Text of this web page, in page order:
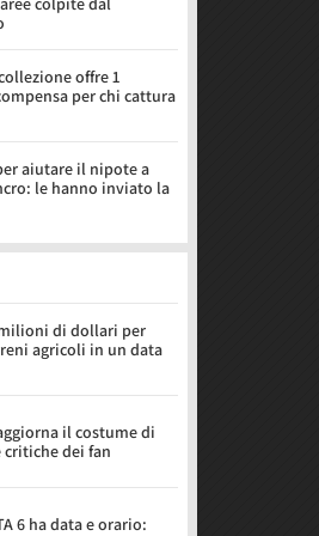
offre 1
per chi cattura
aiutare il nipote a
le hanno inviato la
di dollari per
agricoli in un data
il costume di
critiche dei fan
6 ha data e orario: